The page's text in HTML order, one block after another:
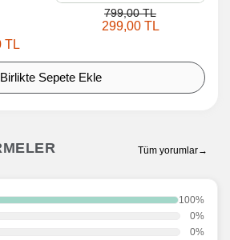
799,00 TL
299,00 TL
TL
Birlikte Sepete Ekle
Tüm yorumlar
100%
0%
0%